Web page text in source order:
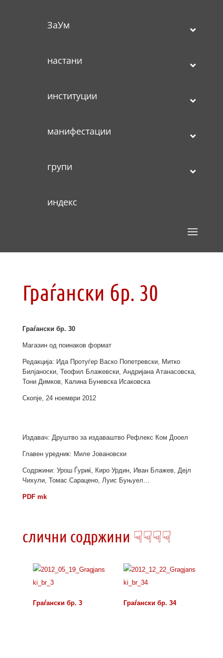
ЗаУм
настани
институции
манифестации
групи
индекс
Граѓански бр. 30
Граѓански бр. 30
Магазин од поинаков формат
Редакција: Ида Протуѓер Васко Попетревски, Митко
Билјаноски, Теофил Блажевски, Андријана Атанасовска,
Тони Димков, Калина Буневска Исаковска
Скопје, 24 ноември 2012
Издавач: Друштво за издаваштво Рефлекс Ком Дооел
Главен уредник: Миле Јовановски
Содржини: Урош Ѓуриќ, Киро Урдин, Иван Блажев, Дејл
Чихули, Томас Сарацено, Луис Буњуел…
PDF mk
слични содржини ☟☟☟☟
Граѓански бр. 3 Граѓански бр. 34